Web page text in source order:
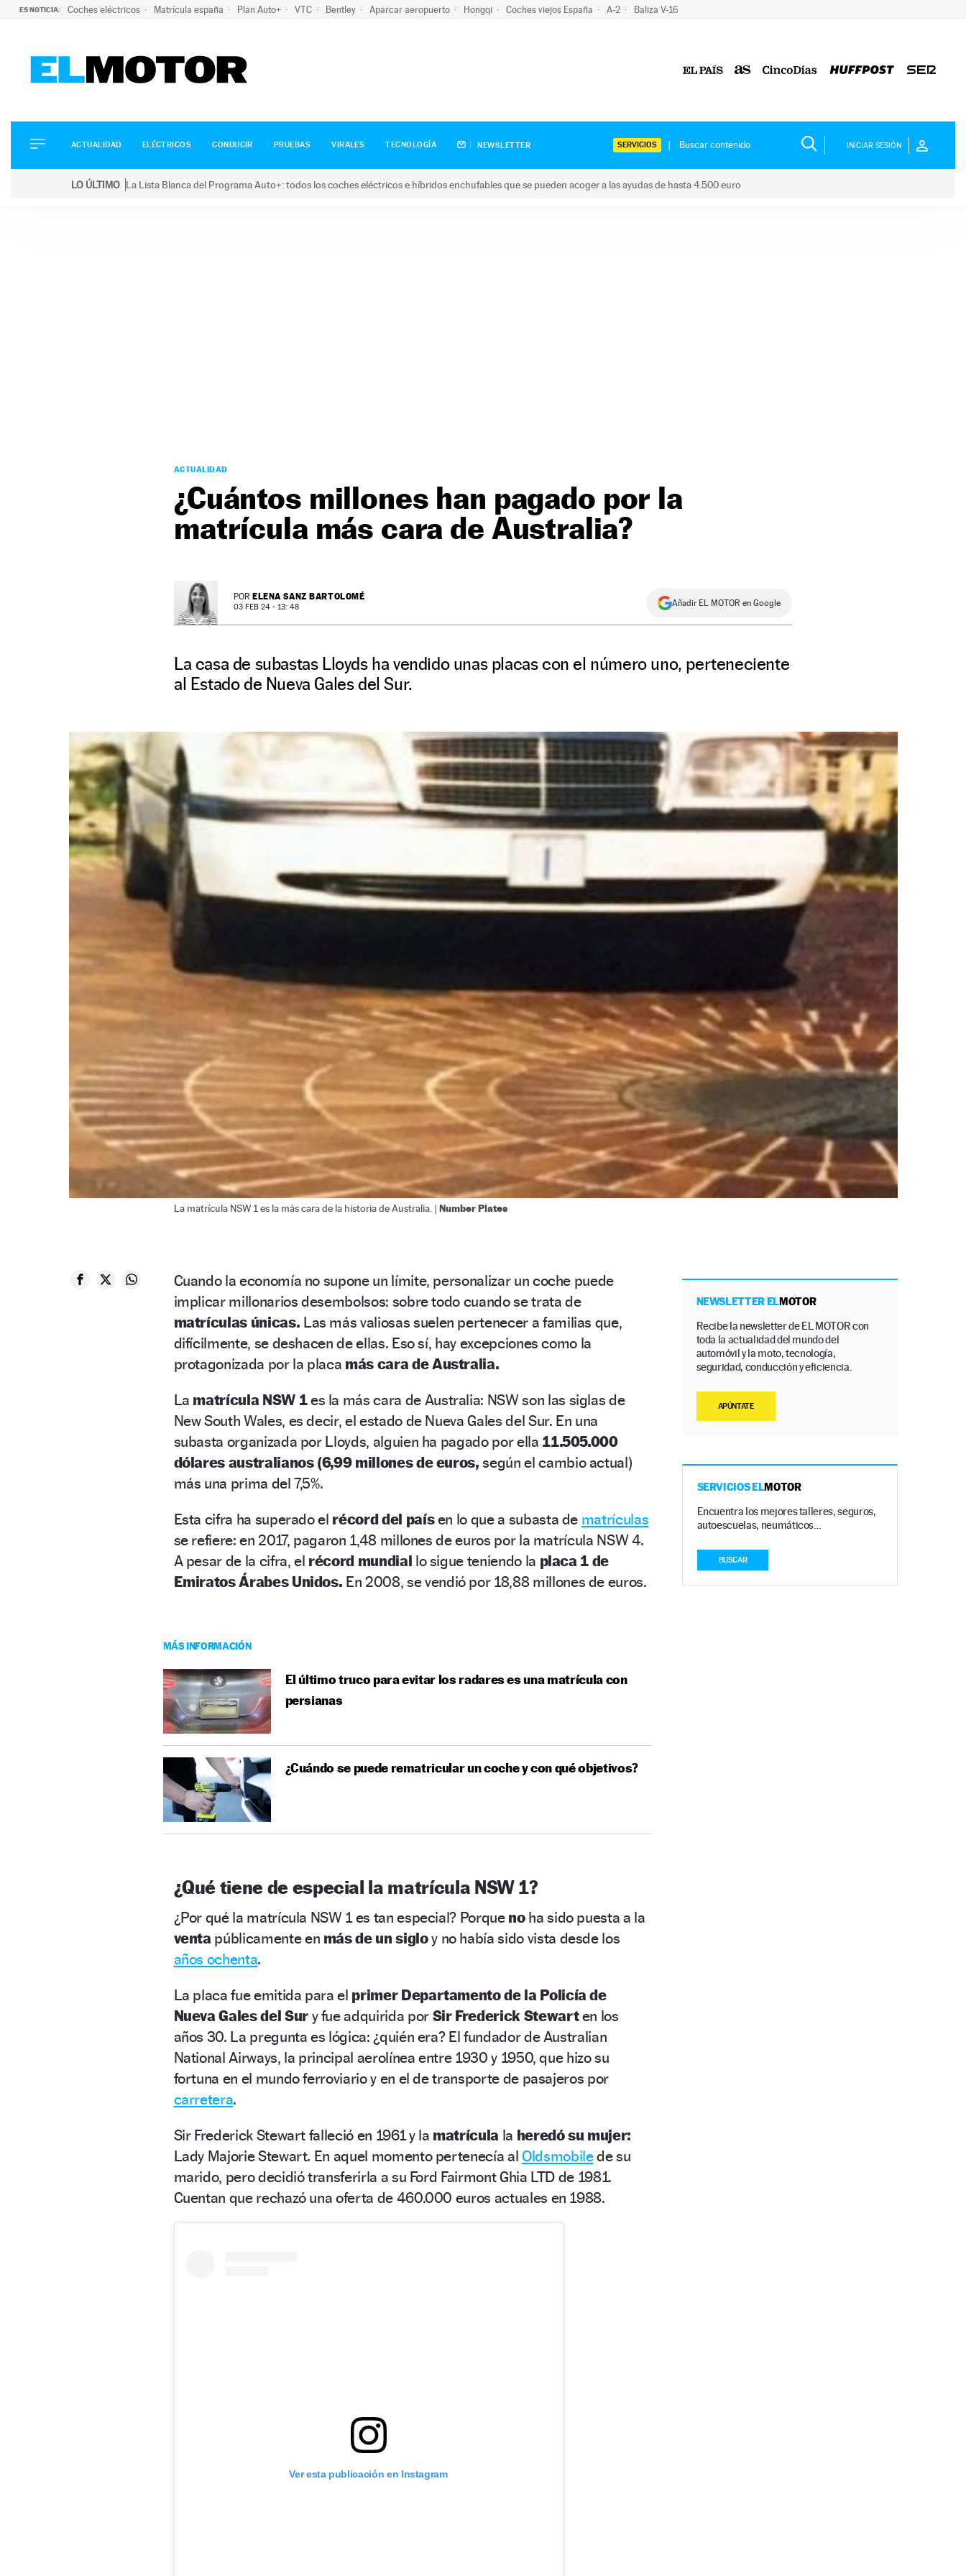
ES NOTICIA: Coches eléctricos Matrícula españa Plan Auto+ VTC Bentley Aparcar aeropuerto Hongqi Coches viejos España A-2 Baliza V-16
ELÉCTRICOS
CONDUCIR
ACTUALIDAD ELÉCTRICOS CONDUCIR PRUEBAS VIRALES TECNOLOGÍA NEWSLETTER SERVICIOS INICIAR SESIÓN
LO ÚLTIMO La Lista Blanca del Programa Auto+: todos los coches eléctricos e híbridos enchufables que se pueden acoger a las ayudas de hasta 4.500 euro
ACTUALIDAD
¿Cuántos millones han pagado por la
matrícula más cara de Australia?
POR ELENA SANZ BARTOLOMÉ
03 FEB 24 - 13: 48 Añadir EL MOTOR en Google
La casa de subastas Lloyds ha vendido unas placas con el número uno, perteneciente
al Estado de Nueva Gales del Sur.
La matrícula NSW 1 es la más cara de la historia de Australia. | Number Plates
Cuando la economía no supone un límite, personalizar un coche puede
implicar millonarios desembolsos: sobre todo cuando se trata de
matrículas únicas. Las más valiosas suelen pertenecer a familias que,
difícilmente, se deshacen de ellas. Eso sí, hay excepciones como la
protagonizada por la placa más cara de Australia.
La matrícula NSW 1es la más cara de Australia: NSW son las siglas de
New South Wales, es decir, el estado de Nueva Gales del Sur. En una
subasta organizada por Lloyds, alguien ha pagado por ella 11.505.000
dólares australianos (6,99 millones de euros,según el cambio actual)
más una prima del 7,5%.
Esta cifra ha superado el récord del paísen lo que a subasta de matrículas
se refiere: en 2017, pagaron 1,48 millones de euros por la matrícula NSW 4.
A pesar de la cifra, el récord mundial lo sigue teniendo la placa 1 de
Emiratos Árabes Unidos. En 2008, se vendió por 18,88 millones de euros.
MÁS INFORMACIÓN
El último truco para evitar los radares es una matrícula con
persianas
¿Cuándo se puede rematricular un coche y con qué objetivos?
¿Qué tiene de especial la matrícula NSW 1?
¿Por qué la matrícula NSW 1 es tan especial? Porque noha sido puesta a la
venta públicamente en más de un sigloy no había sido vista desde los
años ochenta.
La placa fue emitida para el primer Departamento de la Policía de
Nueva Gales del Sury fue adquirida por Sir Frederick Stewarten los
años 30. La pregunta es lógica: ¿quién era? El fundador de Australian
National Airways, la principal aerolínea entre 1930 y 1950, que hizo su
fortuna en el mundo ferroviario y en el de transporte de pasajeros por
carretera.
Sir Frederick Stewart falleció en 1961 y la matrícula la heredó su mujer:
Lady Majorie Stewart. En aquel momento pertenecía al Oldsmobilede su
marido, pero decidió transferirla a su Ford Fairmont Ghia LTD de 1981.
Cuentan que rechazó una oferta de 460.000 euros actuales en 1988.
Ver esta publicación en Instagram
NEWSLETTER ELMOTOR
Recibe la newsletter de EL MOTOR con
toda la actualidad del mundo del
automóvil y la moto, tecnología,
seguridad, conducción y eficiencia.
APÚNTATE
SERVICIOS ELMOTOR
Encuentra los mejores talleres, seguros,
autoescuelas, neumáticos…
BUSCAR